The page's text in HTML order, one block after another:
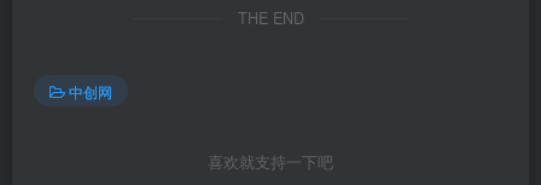
THE END
中创网
喜欢就支持一下吧